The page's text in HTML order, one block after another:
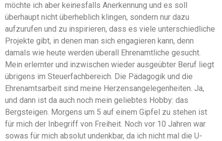
möchte ich aber keinesfalls Anerkennung und es soll
überhaupt nicht überheblich klingen, sondern nur dazu
aufzurufen und zu inspirieren, dass es viele unterschiedliche
Projekte gibt, in denen man sich engagieren kann, denn
damals wie heute werden überall Ehrenamtliche gesucht.
Mein erlernter und inzwischen wieder ausgeübter Beruf liegt
übrigens im Steuerfachbereich. Die Pädagogik und die
Ehrenamtsarbeit sind meine Herzensangelegenheiten. Ja,
und dann ist da auch noch mein geliebtes Hobby: das
Bergsteigen. Morgens um 5 auf einem Gipfel zu stehen ist
für mich der Inbegriff von Freiheit. Noch vor 10 Jahren war
sowas für mich absolut undenkbar, da ich nicht mal die U-